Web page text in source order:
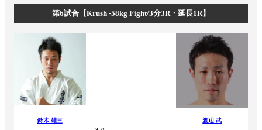
第6試合【Krush -58kg Fight/3分3R・延長1R】
鈴木 雄三 渡辺 武